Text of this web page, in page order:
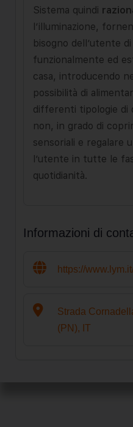
Sistema quindi
l’illuminazione,
bisogno dell’utente
funzionalmente ed
casa, introducendo
possibilità di
differenti tipologie di
non, in grado di
sensoriali e regalare
l’utente in tutte le
quotidianità.
Informazioni di
https://
Strada
(PN), IT